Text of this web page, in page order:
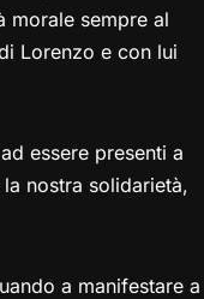
morale sempre al
Lorenzo e con lui
essere presenti a
nostra solidarietà,
a manifestare a